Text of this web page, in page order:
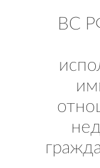
ВС